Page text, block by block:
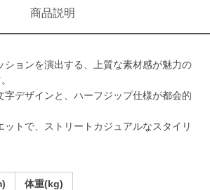
商品説明
ションを演出する、上質な素材感が魅力の
字デザインと、ハーフジップ仕様が都会的
ットで、ストリートカジュアルなスタイリ
体重(kg)